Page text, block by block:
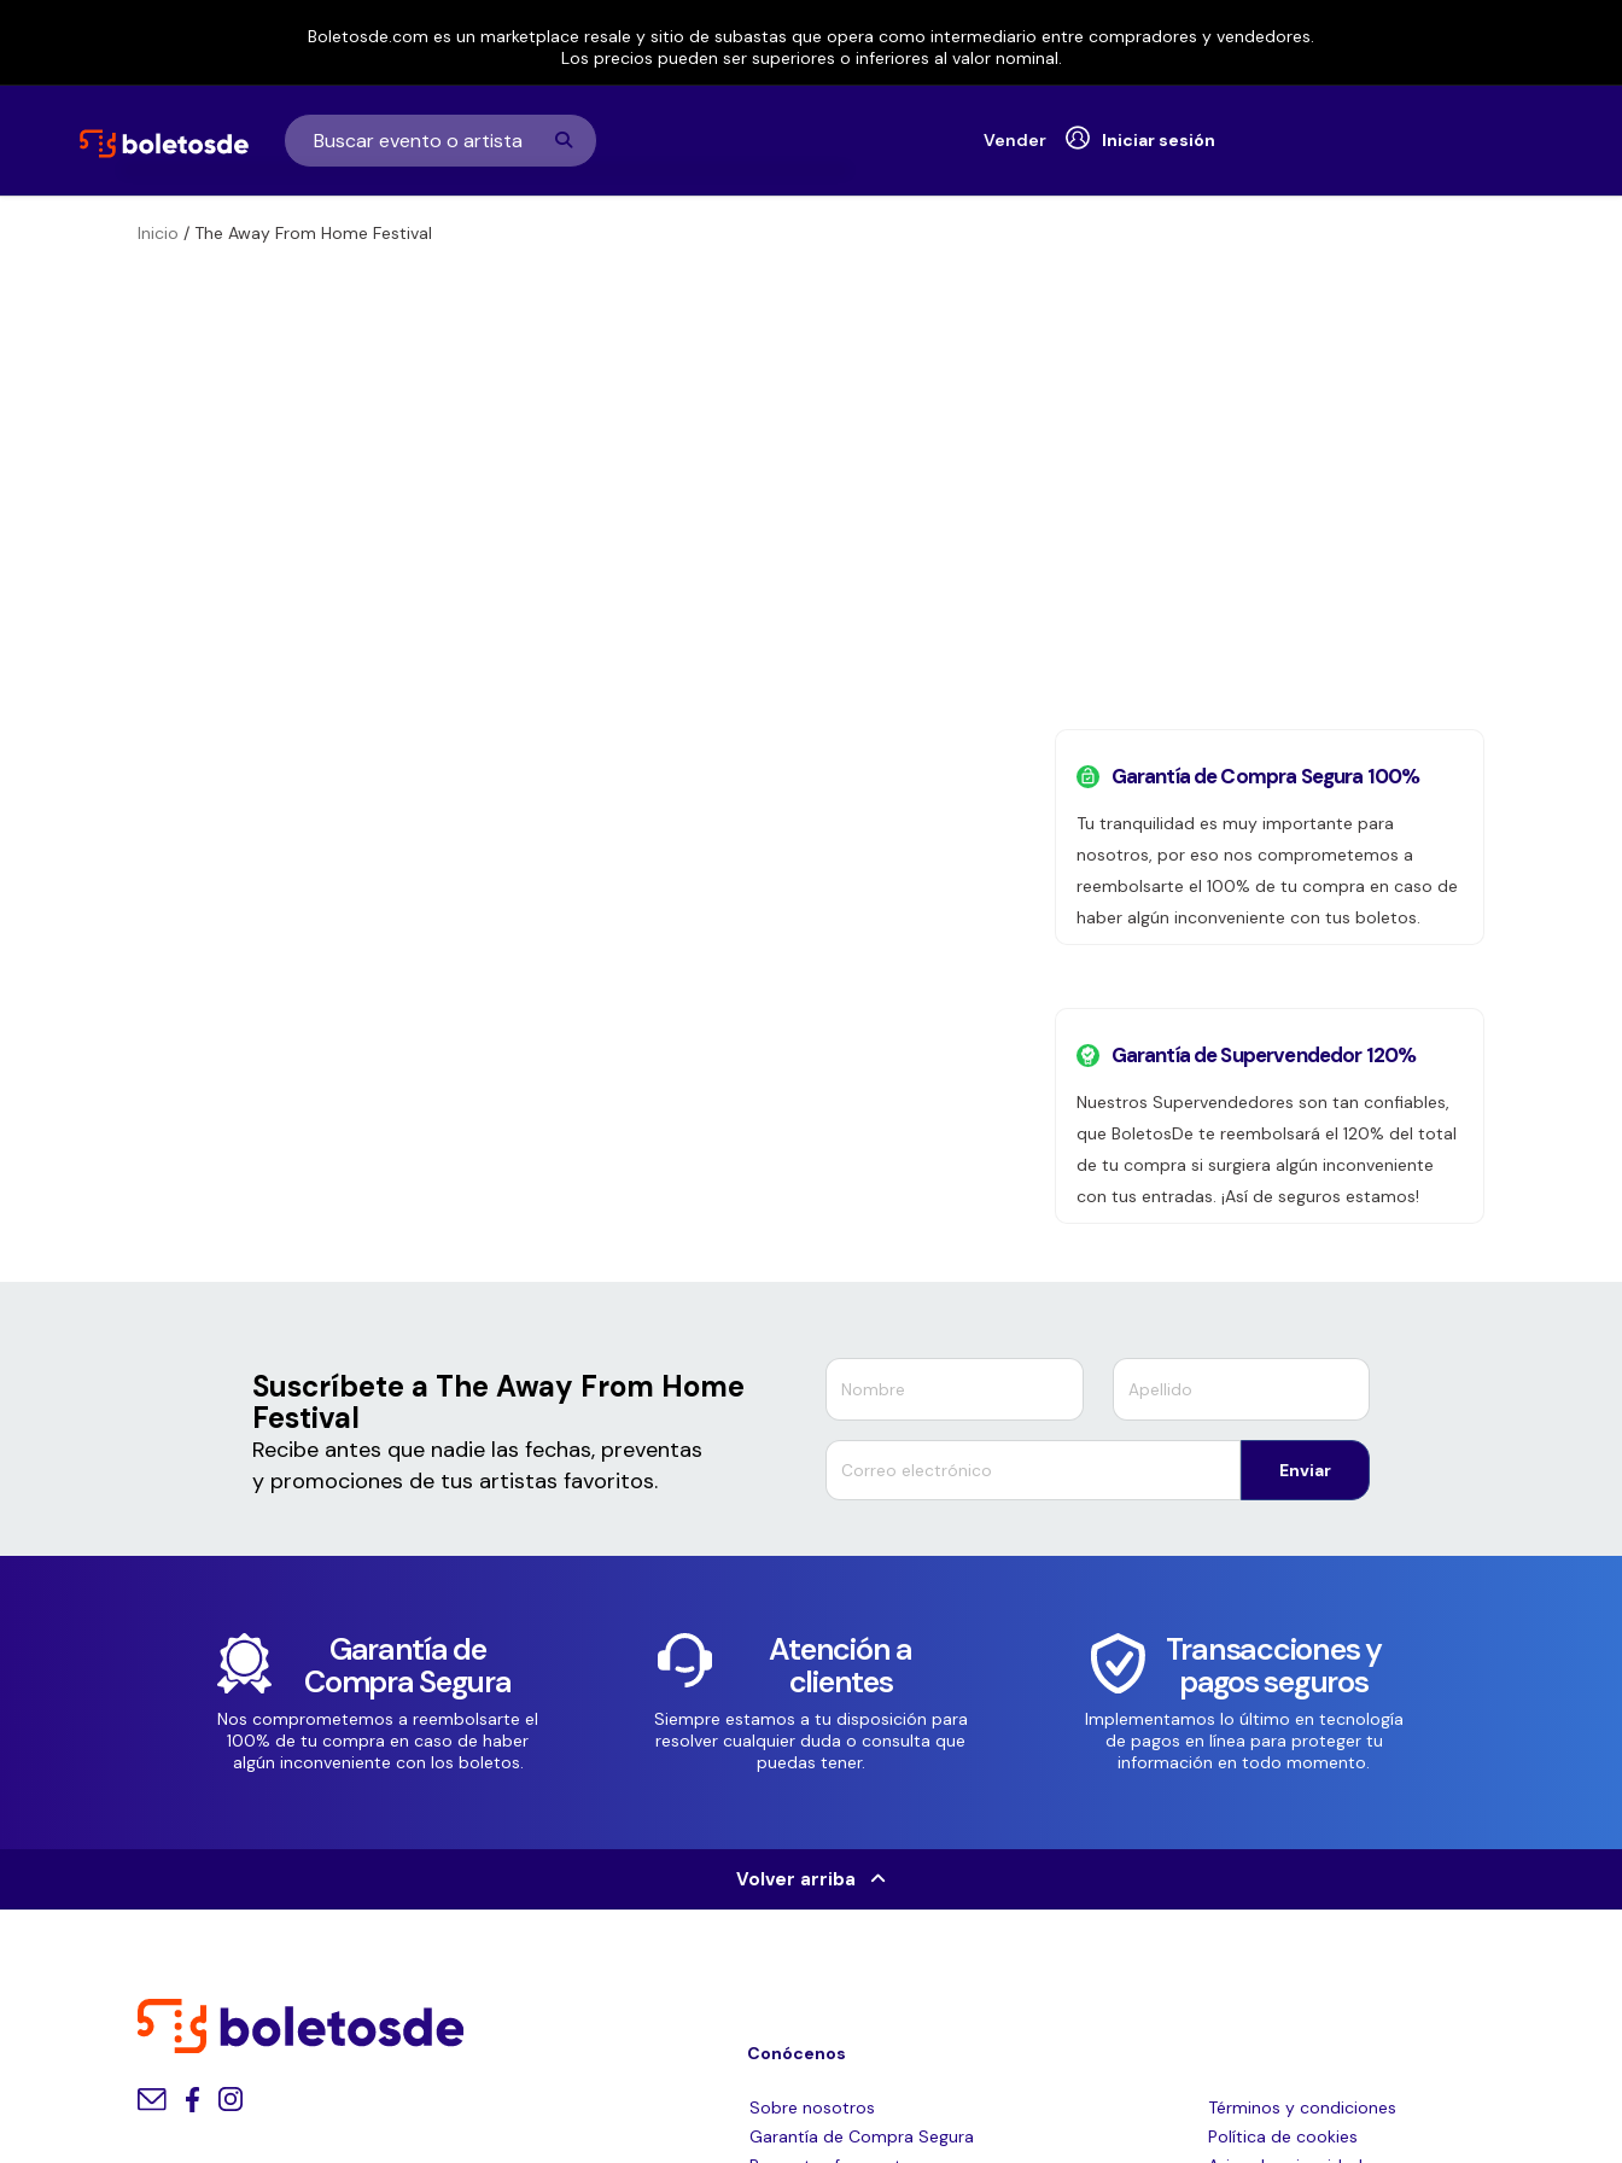
Boletosde.com es un marketplace resale y sitio de subastas que opera como intermediario entre compradores y vendedores.
Los precios pueden ser superiores o inferiores al valor nominal.
Vender Iniciar sesión
Inicio / The Away From Home Festival
Garantía de Compra Segura 100%
Tu tranquilidad es muy importante para
nosotros, por eso nos comprometemos a
reembolsarte el 100% de tu compra en caso de
haber algún inconveniente con tus boletos.
Garantía de Supervendedor 120%
Nuestros Supervendedores son tan confiables,
que BoletosDe te reembolsará el 120% del total
de tu compra si surgiera algún inconveniente
con tus entradas. ¡Así de seguros estamos!
Suscríbete a The Away From Home
Festival
Recibe antes que nadie las fechas, preventas
y promociones de tus artistas favoritos.
Enviar
Garantía de
Compra Segura
Nos comprometemos a reembolsarte el
100% de tu compra en caso de haber
algún inconveniente con los boletos.
Atención a
clientes
Siempre estamos a tu disposición para
resolver cualquier duda o consulta que
puedas tener.
Transacciones y
pagos seguros
Implementamos lo último en tecnología
de pagos en línea para proteger tu
información en todo momento.
Volver arriba
Conócenos
Sobre nosotros
Garantía de Compra Segura
Términos y condiciones
Política de cookies